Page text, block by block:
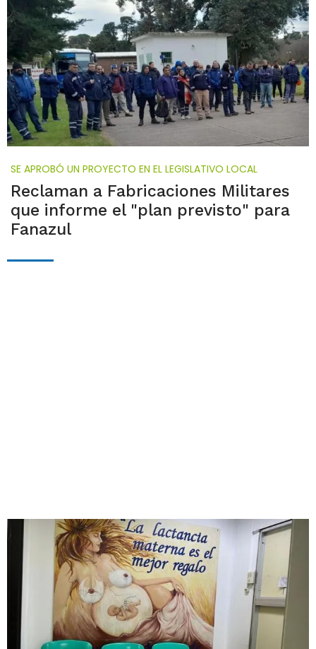
SE APROBÓ UN PROYECTO EN EL LEGISLATIVO LOCAL
Reclaman a Fabricaciones Militares
que informe el "plan previsto" para
Fanazul